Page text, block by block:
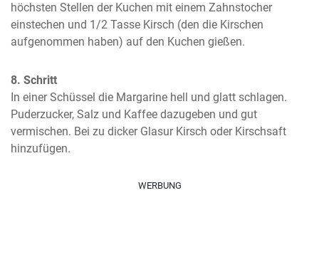
höchsten Stellen der Kuchen mit einem Zahnstocher
einstechen und 1/2 Tasse Kirsch (den die Kirschen
aufgenommen haben) auf den Kuchen gießen.
8. Schritt
In einer Schüssel die Margarine hell und glatt schlagen.
Puderzucker, Salz und Kaffee dazugeben und gut
vermischen. Bei zu dicker Glasur Kirsch oder Kirschsaft
hinzufügen.
WERBUNG